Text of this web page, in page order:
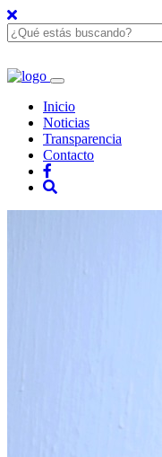
Inicio
Noticias
Transparencia
Contacto